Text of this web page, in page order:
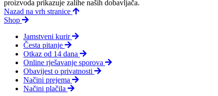
proizvoda prikazuje zalihe naših dobavljača.
Nazad na vrh stranice
Shop
Jamstveni kurir
Česta pitanje
Otkaz od 14 dana
Online rješavanje sporova
Obavijest o privatnosti
Načini prejema
Načini plačila